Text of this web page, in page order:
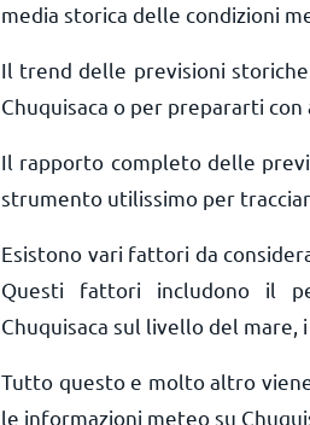
media storica delle condizioni
Il trend delle previsioni
Chuquisaca o per prepararti
Il rapporto completo delle
strumento utilissimo per
Esistono vari fattori da
Questi fattori includono il
Chuquisaca sul livello del
Tutto questo e molto altro
le informazioni meteo su